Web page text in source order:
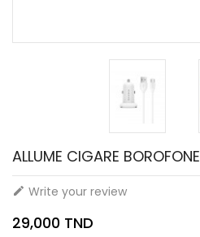
ALLUME CIGARE BOROFONE
 Write your review
29,000 TND